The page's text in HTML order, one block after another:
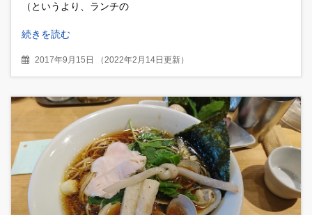
（というより、ランチの
続きを読む
2017年9月15日 （2022年2月14日更新）